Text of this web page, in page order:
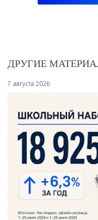
ДРУГИЕ
7 августа 2026